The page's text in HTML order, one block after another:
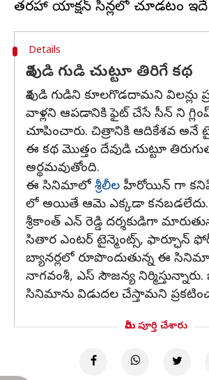
Details
శివుడి గుడి చుట్టూ తిరిగే కథ
శివుడి గుడిని కూలగొడదామని విలన్లు
వాళ్లని ఆపడానికి ఫైట్ చేసే సీన్ ని
చూపించారు. చిత్రానికి ఆదికేశవ అనే
ఈ కథ మొత్తం దేవుడి చుట్టూ
అర్థమవుతోంది.
ఈ సినిమాలో శ్రీలీల హీరోయిన్ గా
లో అయితే ఆమె ఎక్కడా
శ్రీకాంత్ ఎన్ రెడ్డి దర్శకుడిగా
సితార ఎంటర్ టైన్మెంట్స్, ఫార్ఛూన్
బ్యానర్లలో రూపొందుతున్న ఈ
నాగవంశీ, ఎస్ సౌజన్య
సినిమాను విడుదల చేస్తామని
మీరు పూర్తి చేశారు